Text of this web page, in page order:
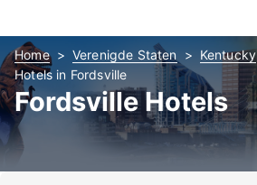
Home Verenigde Staten
Kentucky
Hotels in Fordsville
Fordsville Hotels